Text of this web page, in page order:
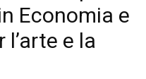
Economia e
e la